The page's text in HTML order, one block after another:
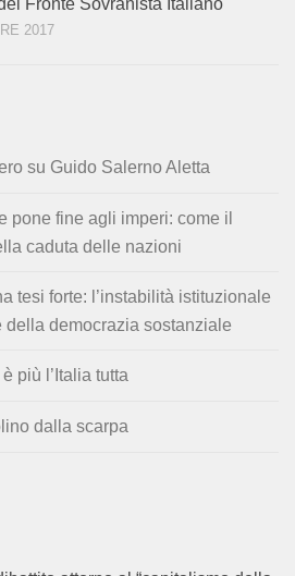
Fronte Sovranista Italiano
2017
su Guido Salerno Aletta
pone fine agli imperi: come il
caduta delle nazioni
tesi forte: l’instabilità istituzionale
della democrazia sostanziale
più l’Italia tutta
dalla scarpa